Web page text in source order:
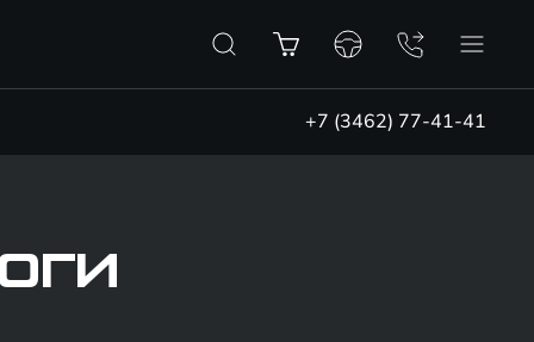
+7 (3462) 77-41-41